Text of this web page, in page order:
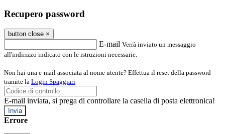
Recupero password
button close ×
E-mail Verrà inviato un messaggio
all'indirizzo indicato con le istruzioni necessarie.
Non hai una e-mail associata al nome utente? Effettua il reset della password
tramite la Login Spaggiari
E-mail inviata, si prega di controllare la casella di posta elettronica!
Errore